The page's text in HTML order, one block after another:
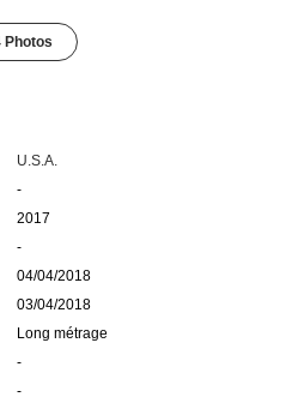
Photos
U.S.A.
-
2017
-
04/04/2018
03/04/2018
Long métrage
-
-